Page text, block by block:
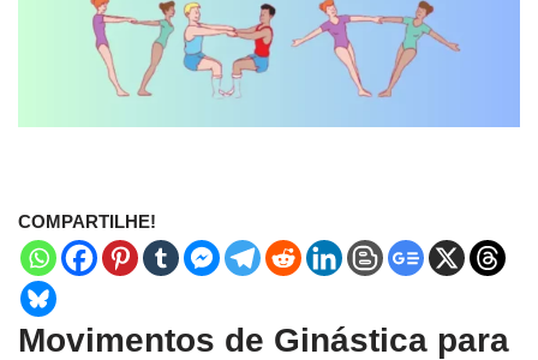
COMPARTILHE!
Movimentos de Ginástica para